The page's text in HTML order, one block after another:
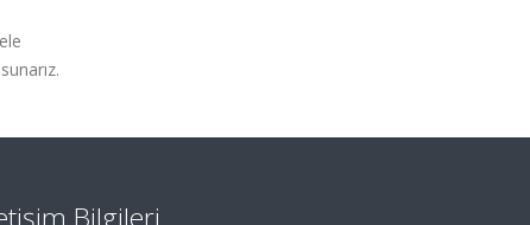
Bilgileri